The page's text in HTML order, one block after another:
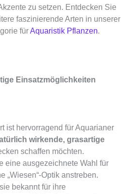
zu setzen. Entdecken Sie
faszinierende Arten in unserer
fürAquaristik Pflanzen.
Einsatzmöglichkeiten
ist hervorragend für Aquarianer
wirkende, grasartige
schaffen möchten.
eine ausgezeichnete Wahl für
„Wiesen“-Optik anstreben.
bekannt für ihre